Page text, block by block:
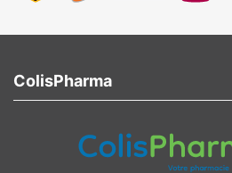
ColisPharma